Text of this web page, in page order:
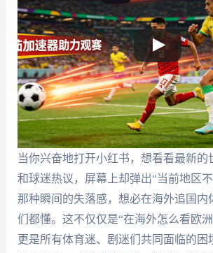
当你兴奋地打开小红书，想看看最新的
和球迷热议，屏幕上却弹出“当前地区不
那种瞬间的失落感，想必在海外追国内
们都懂。这不仅仅是“在海外怎么看欧洲
更是所有体育迷、剧迷们共同面临的困